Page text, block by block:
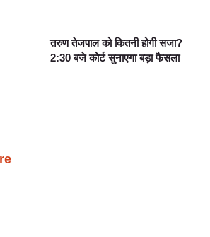
तरुण तेजपाल को कितनी होगी सजा?
2:30 बजे कोर्ट सुनाएगा बड़ा फैसला